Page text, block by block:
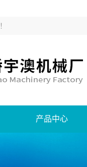
！
产品中心